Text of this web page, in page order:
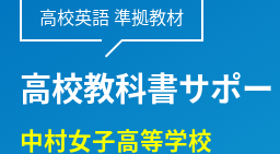
高校英語 準拠教材
高校教科書サポ
中村女子高等学校